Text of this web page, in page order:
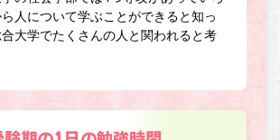
人について学ぶことができると知っ
大学でたくさんの人と関われると考